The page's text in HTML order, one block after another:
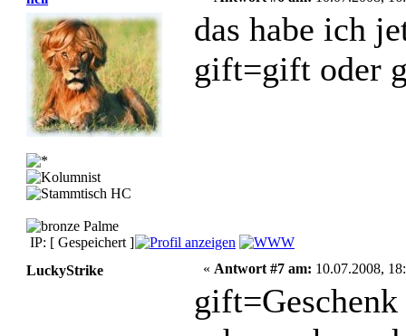
das habe ich
gift=gift oder
IP: [ Gespeichert ]
LuckyStrike
« Antwort #7 am: 10.07.2008,
gift=Geschenk